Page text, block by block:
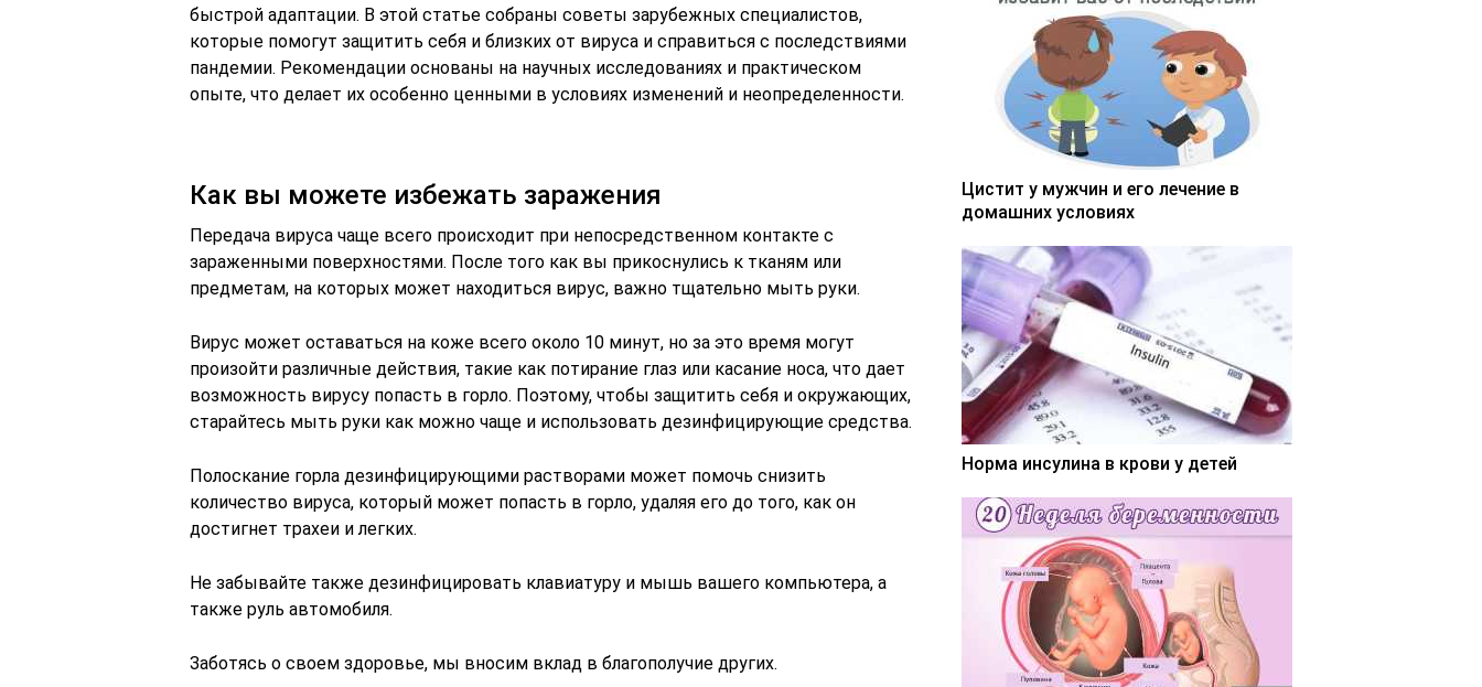
быстрой адаптации. В этой статье собраны советы зарубежных специалистов,
которые помогут защитить себя и близких от вируса и справиться с последствиями
пандемии. Рекомендации основаны на научных исследованиях и практическом
опыте, что делает их особенно ценными в условиях изменений и неопределенности.
Как вы можете избежать заражения
Передача вируса чаще всего происходит при непосредственном контакте с
зараженными поверхностями. После того как вы прикоснулись к тканям или
предметам, на которых может находиться вирус, важно тщательно мыть руки.
Вирус может оставаться на коже всего около 10 минут, но за это время могут
произойти различные действия, такие как потирание глаз или касание носа, что дает
возможность вирусу попасть в горло. Поэтому, чтобы защитить себя и окружающих,
старайтесь мыть руки как можно чаще и использовать дезинфицирующие средства.
Полоскание горла дезинфицирующими растворами может помочь снизить
количество вируса, который может попасть в горло, удаляя его до того, как он
достигнет трахеи и легких.
Не забывайте также дезинфицировать клавиатуру и мышь вашего компьютера, а
также руль автомобиля.
Заботясь о своем здоровье, мы вносим вклад в благополучие других.
Цистит у мужчин и его лечение в
домашних условиях
Норма инсулина в крови у детей